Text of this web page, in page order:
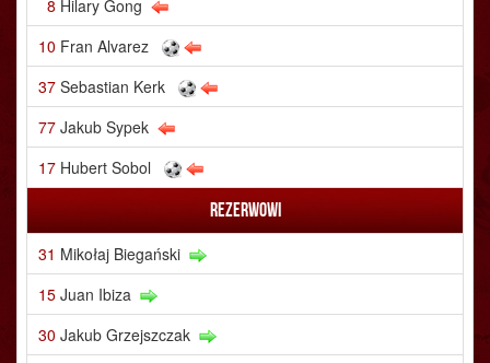
8 Hilary Gong
10 Fran Alvarez
37 Sebastian Kerk
77 Jakub Sypek
17 Hubert Sobol
Rezerwowi
31 Mikołaj Biegański
15 Juan Ibiza
30 Jakub Grzejszczak